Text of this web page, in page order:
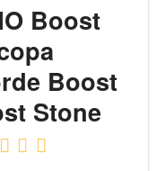
Boost
Boost
Stone